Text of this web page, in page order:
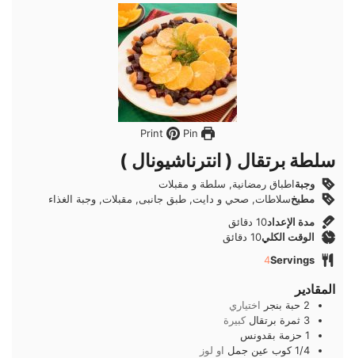
Pin
سلطة برتقال ( انترناشيونال )
وجبةاطباق رمضانية, سلطة و مقبلات
مطبخسلاطات, صحي و دايت, طبق جانبى, مقبلات, وجبة الغذاء
مدة الإعداد10دقائق
دقائق
الوقت الكلي10دقائق
دقائق
Servings
4
المقادير
2 حبة بنجر اختياري
3 ثمرة برتقال كبيرة
1 حزمة بقدونس
1/4 كوب عين جمل او لوز